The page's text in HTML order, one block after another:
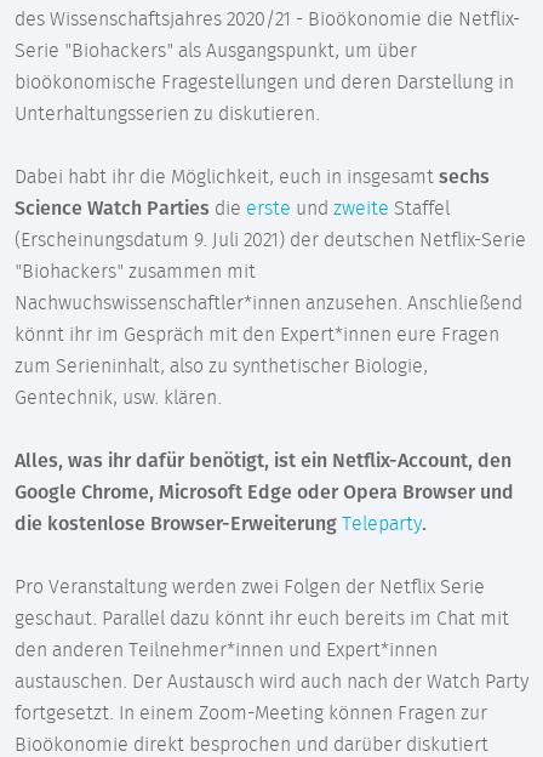
des Wissenschaftsjahres 2020/21 - Bioökonomie die Netflix-
Serie "Biohackers" als Ausgangspunkt, um über
bioökonomische Fragestellungen und deren Darstellung in
Unterhaltungsserien zu diskutieren.
Dabei habt ihr die Möglichkeit, euch in insgesamt sechs
Science Watch Parties die erste und zweite Staffel
(Erscheinungsdatum 9. Juli 2021) der deutschen Netflix-Serie
"Biohackers" zusammen mit
Nachwuchswissenschaftler*innen anzusehen. Anschließend
könnt ihr im Gespräch mit den Expert*innen eure Fragen
zum Serieninhalt, also zu synthetischer Biologie,
Gentechnik, usw. klären.
Alles, was ihr dafür benötigt, ist ein Netflix-Account, den
Google Chrome, Microsoft Edge oder Opera Browser und
die kostenlose Browser-Erweiterung Teleparty.
Pro Veranstaltung werden zwei Folgen der Netflix Serie
geschaut. Parallel dazu könnt ihr euch bereits im Chat mit
den anderen Teilnehmer*innen und Expert*innen
austauschen. Der Austausch wird auch nach der Watch Party
fortgesetzt. In einem Zoom-Meeting können Fragen zur
Bioökonomie direkt besprochen und darüber diskutiert